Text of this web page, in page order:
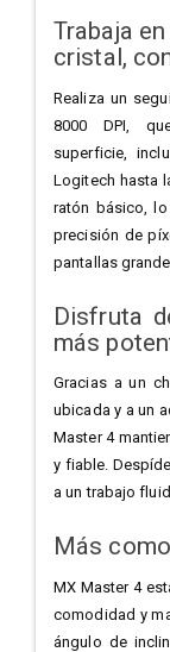
Trabaja
cristal,
Realiza un
8000 DPI,
superficie,
Logitech hasta
ratón básico,
precisión de
pantallas
Disfruta
más
Gracias a un
ubicada y a un
Master 4
y fiable.
a un trabajo
Más
MX Master 4
comodidad y
ángulo de